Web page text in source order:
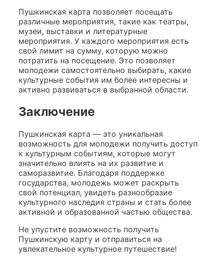
Пушкинская карта позволяет посещать
различные мероприятия, такие как театры,
музеи, выставки и литературные
мероприятия. У каждого мероприятия есть
свой лимит на сумму, которую можно
потратить на посещение. Это позволяет
молодежи самостоятельно выбирать, какие
культурные события им более интересны и
активно развиваться в выбранной области.
Заключение
Пушкинская карта — это уникальная
возможность для молодежи получить доступ
к культурным событиям, которые могут
значительно влиять на их развитие и
саморазвитие. Благодаря поддержке
государства, молодежь может раскрыть
свой потенциал, увидеть разнообразие
культурного наследия страны и стать более
активной и образованной частью общества.
Не упустите возможность получить
Пушкинскую карту и отправиться на
увлекательное культурное путешествие!